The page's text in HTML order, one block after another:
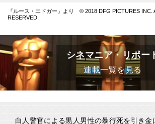
『ルース・エドガー』より © 2018 DFG PICTURES INC.
RESERVED.
シネマニア・リポー
連載一覧を見る
白人警官による黒人男性の暴行死を引き